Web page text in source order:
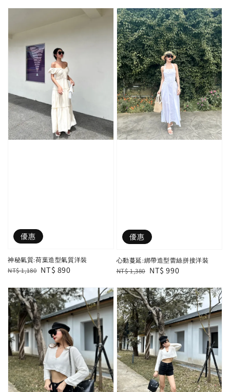
優惠
神秘氣質:荷葉造型氣質洋裝
Regular
NT$ 1,180 Sale
NT$ 890
優惠
心動蔓延:綁帶造型蕾絲拼接洋裝
Regular
NT$ 1,380 Sale
NT$ 990